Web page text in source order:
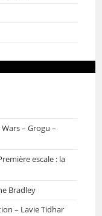
– Grogu –
escale : la
Bradley
– Lavie Tidhar